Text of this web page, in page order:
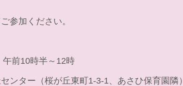
参加ください。
前10時半～12時
ター（桜が丘東町1-3-1、あさひ保育園隣）